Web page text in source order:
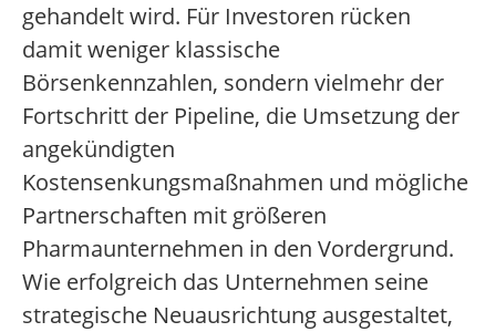
gehandelt wird. Für Investoren rücken
damit weniger klassische
Börsenkennzahlen, sondern vielmehr der
Fortschritt der Pipeline, die Umsetzung der
angekündigten
Kostensenkungsmaßnahmen und mögliche
Partnerschaften mit größeren
Pharmaunternehmen in den Vordergrund.
Wie erfolgreich das Unternehmen seine
strategische Neuausrichtung ausgestaltet,